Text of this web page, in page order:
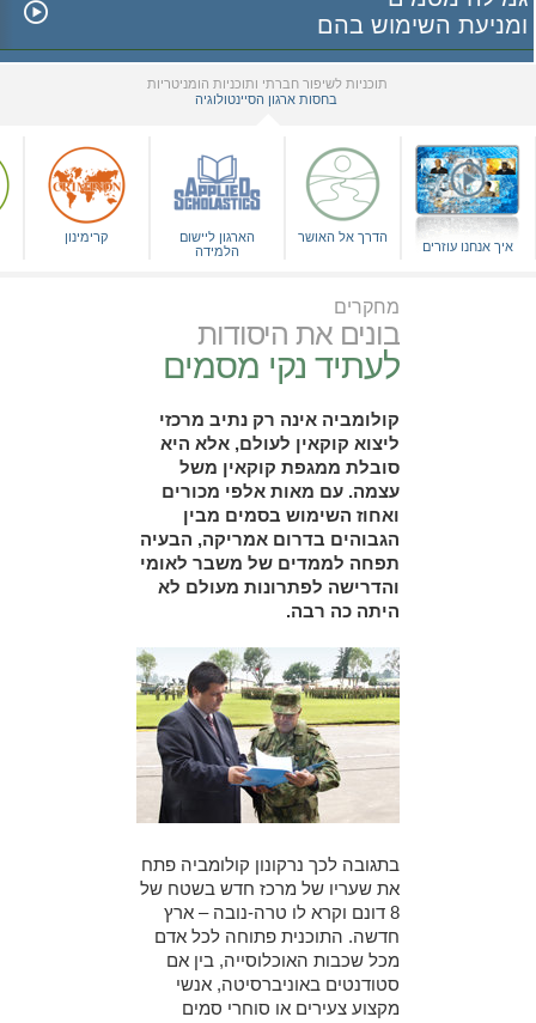
ומניעת השימוש בהם
תוכניות לשיפור חברתי ותוכניות הומניטריות
בחסות ארגון הסיינטולוגיה
איך אנחנו עוזרים
הדרך אל האושר
הארגון ליישום
הלמידה
קרימינון
מחקרים
בונים את היסודות
לעתיד נקי מסמים
קולומביה אינה רק נתיב מרכזי
ליצוא קוקאין לעולם, אלא היא
סובלת ממגפת קוקאין משל
עצמה. עם מאות אלפי מכורים
ואחוז השימוש בסמים מבין
הגבוהים בדרום אמריקה, הבעיה
תפחה לממדים של משבר לאומי
והדרישה לפתרונות מעולם לא
היתה כה רבה.
בתגובה לכך נרקונון קולומביה פתח
את שעריו של מרכז חדש בשטח של
8 דונם וקרא לו טרה-נובה – ארץ
חדשה. התוכנית פתוחה לכל אדם
מכל שכבות האוכלוסייה, בין אם
סטודנטים באוניברסיטה, אנשי
מקצוע צעירים או סוחרי סמים